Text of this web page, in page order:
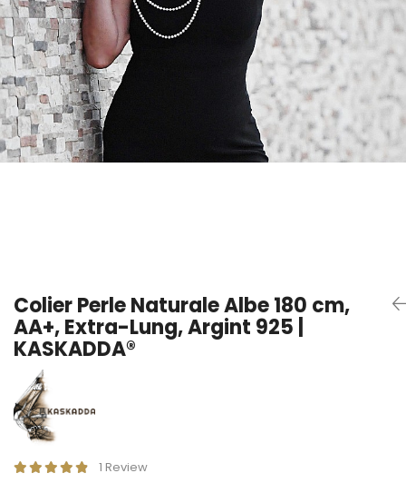
Seturi Perle cu Argint
Brățări cu Perle
Pandantive cu Perle
Brose cu Perle
Colier Perle Naturale Albe 180 cm,
AA+, Extra-Lung, Argint 925 |
KASKADDA®
1 Review